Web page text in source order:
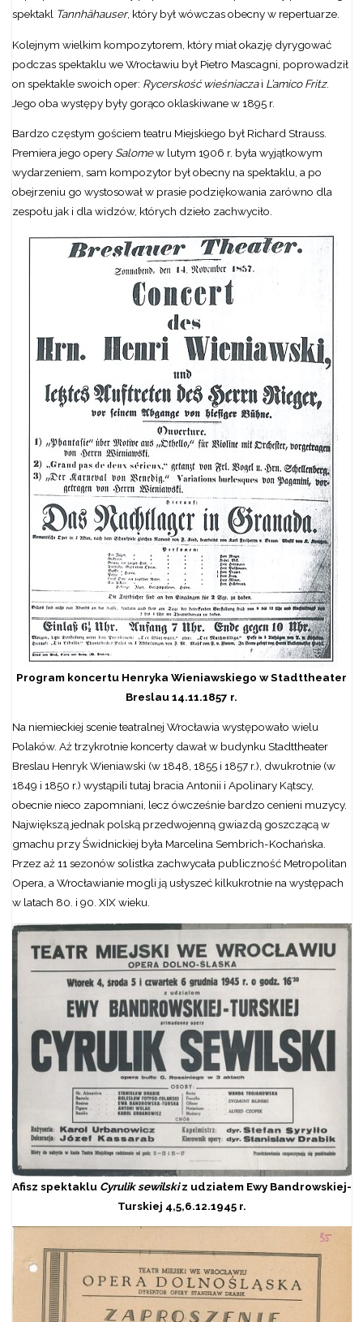
spektakl Tannhähauser, który był wówczas obecny w repertuarze.
Kolejnym wielkim kompozytorem, który miał okazję dyrygować
podczas spektaklu we Wrocławiu był Pietro Mascagni, poprowadził
on spektakle swoich oper: Rycerskość wieśniaczai L’amico Fritz.
Jego oba występy były gorąco oklaskiwane w 1895 r.
Bardzo częstym gościem teatru Miejskiego był Richard Strauss.
Premiera jego opery Salomew lutym 1906 r. była wyjątkowym
wydarzeniem, sam kompozytor był obecny na spektaklu, a po
obejrzeniu go wystosował w prasie podziękowania zarówno dla
zespołu jak i dla widzów, których dzieło zachwyciło.
Program koncertu Henryka Wieniawskiego w Stadttheater
Breslau 14.11.1857 r.
Na niemieckiej scenie teatralnej Wrocławia występowało wielu
Polaków. Aż trzykrotnie koncerty dawał w budynku Stadttheater
Breslau Henryk Wieniawski (w 1848, 1855 i 1857 r.), dwukrotnie (w
1849 i 1850 r.) wystąpili tutaj bracia Antonii i Apolinary Kątscy,
obecnie nieco zapomniani, lecz ówcześnie bardzo cenieni muzycy.
Największą jednak polską przedwojenną gwiazdą goszczącą w
gmachu przy Świdnickiej była Marcelina Sembrich-Kochańska.
Przez aż 11 sezonów solistka zachwycała publiczność Metropolitan
Opera, a Wrocławianie mogli ją usłyszeć kilkukrotnie na występach
w latach 80. i 90. XIX wieku.
Afisz spektaklu Cyrulik sewilskiz udziałem Ewy Bandrowskiej-
Turskiej 4,5,6.12.1945 r.